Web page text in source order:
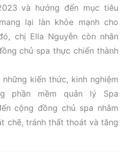
và hướng đến mục tiêu
lại làn khỏe mạnh cho
chị Ella Nguyễn còn nhân
chủ spa thực chiến thành
kiến thức, kinh nghiệm
phần mềm quản lý Spa
cộng đồng chủ spa nhằm
chẽ, tránh thất thoát và tăng